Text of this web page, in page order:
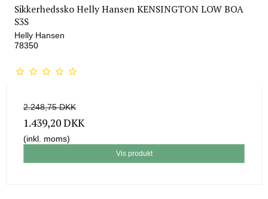
Sikkerhedssko Helly Hansen KENSINGTON LOW BOA
S3S
Helly Hansen
78350
2.248,75 DKK
1.439,20 DKK
(inkl. moms)
Vis produkt